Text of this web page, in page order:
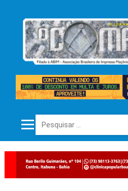
Pesquisar por: